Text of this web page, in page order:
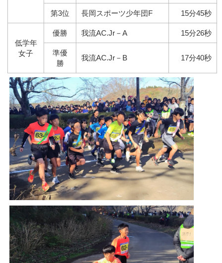
第3位 長岡スポーツ少年団F 15分45秒
低学年
女子
優勝 我流AC.Jr－A 15分26秒
準優
勝
我流AC.Jr－B 17分40秒